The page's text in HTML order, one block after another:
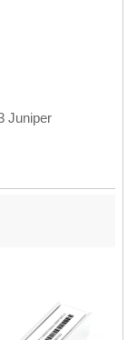
Juniper